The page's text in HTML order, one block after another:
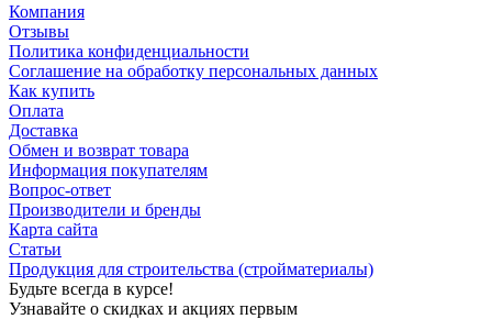
Компания
Отзывы
Политика конфиденциальности
Соглашение на обработку персональных данных
Как купить
Оплата
Доставка
Обмен и возврат товара
Информация покупателям
Вопрос-ответ
Производители и бренды
Карта сайта
Статьи
Продукция для строительства (стройматериалы)
Будьте всегда в курсе!
Узнавайте о скидках и акциях первым